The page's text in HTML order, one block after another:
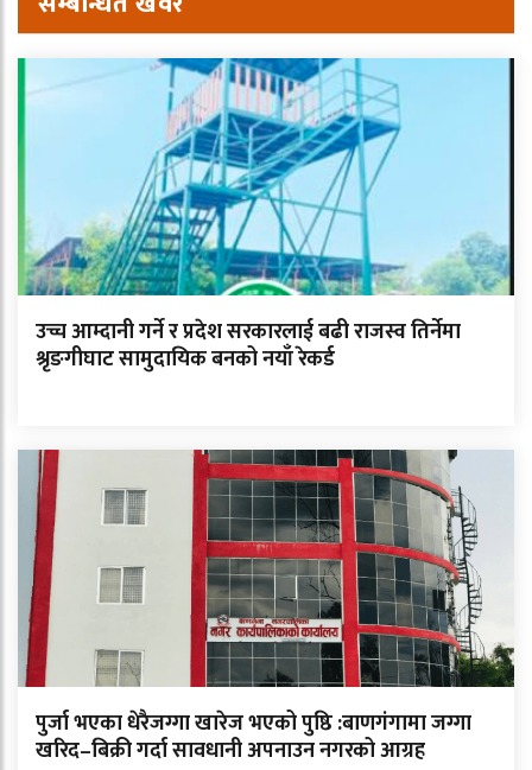
उच्च आम्दानी गर्ने र प्रदेश सरकारलाई बढी राजस्व तिर्नेमा
श्रृङगीघाट सामुदायिक बनको नयाँ रेकर्ड
पुर्जा भएका धेरैजग्गा खारेज भएको पुष्ठि :बाणगंगामा जग्गा
खरिद–बिक्री गर्दा सावधानी अपनाउन नगरको आग्रह